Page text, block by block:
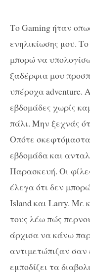
Το Gaming ήταν
ενηλικίωσης μου.
μπορώ να
ξαδέρφια μου
υπέροχα adventure.
εβδομάδες χωρίς
πάλι. Μην ξεχνάς
Οπότε
εβδομάδα και
Παρασκευή. Οι
έλεγα ότι δεν
Island και Larry. Με
τους λέω πώς
άρχισα να κάνω
αντιμετώπιζαν
εμποδίζει τα